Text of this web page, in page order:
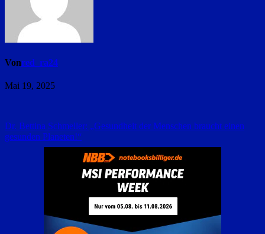
Vonred_ra24
Mai 19, 2025
Beitragsnavigation
Dr. Bettina Schmeller: „Gesundheit der Menschen braucht einen
gesunden Planeten!“